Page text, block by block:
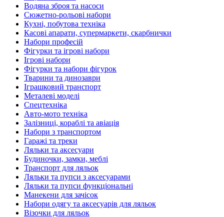
Водяна зброя та насоси
Сюжетно-рольові набори
Кухні, побутова техніка
Касові апарати, супермаркети, скарбнички
Набори професій
Фігурки та ігрові набори
Ігрові набори
Фігурки та набори фігурок
Тварини та динозаври
Іграшковий транспорт
Металеві моделі
Спецтехніка
Авто-мото техніка
Залізниці, кораблі та авіація
Набори з транспортом
Гаражі та треки
Ляльки та аксесуари
Будиночки, замки, меблі
Транспорт для ляльок
Ляльки та пупси з аксесуарами
Ляльки та пупси функціональні
Манекени для зачісок
Набори одягу та аксесуарів для ляльок
Візочки для ляльок